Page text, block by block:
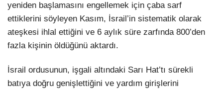
yeniden başlamasını engellemek için çaba sarf
ettiklerini söyleyen Kasım, İsrail’in sistematik olarak
ateşkesi ihlal ettiğini ve 6 aylık süre zarfında 800’den
fazla kişinin öldüğünü aktardı.
İsrail ordusunun, işgali altındaki Sarı Hat’tı sürekli
batıya doğru genişlettiğini ve yardım girişlerini